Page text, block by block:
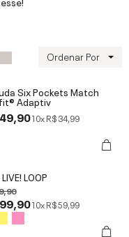
Ordenar Por
Six Pockets Match
Adaptiv
10xR$ 34,99
LOOP
10xR$ 59,99